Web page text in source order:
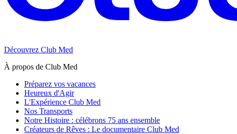
Découvrez Club Med
À propos de Club Med
Préparez vos vacances
Heureux d'Agir
L'Expérience Club Med
Nos Transports
Notre Histoire : célébrons 75 ans ensemble
Créateurs de Rêves : Le documentaire Club Med